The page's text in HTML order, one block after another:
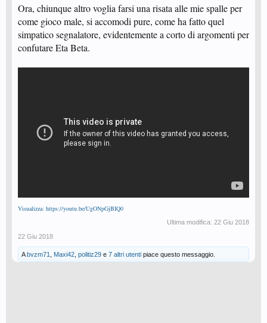
Ora, chiunque altro voglia farsi una risata alle mie spalle per
come gioco male, si accomodi pure, come ha fatto quel
simpatico segnalatore, evidentemente a corto di argomenti per
confutare Eta Beta.
Visualizza: https://youtu.be/UgONpGjBIQ0
Ultima modifica: 22 Giu 2018
22 Giu 2018
A bvzm71 Maxi42 politiz29 e 7 altri utenti piace questo messaggio.